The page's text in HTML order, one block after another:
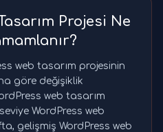
Projesi Ne
web tasarım projesinin
göre değişiklik
web tasarım
WordPress web
gelişmiş WordPress web